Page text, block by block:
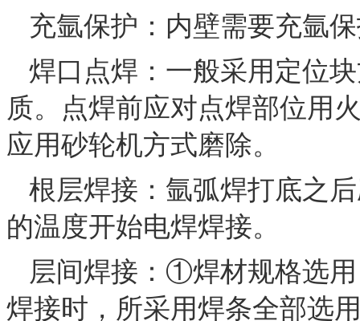
充氩保护：内壁需要充氩
焊口点焊：一般采用定位
质。点焊前应对点焊部位用
应用砂轮机方式磨除。
根层焊接：氩弧焊打底之
的温度开始电焊焊接。
层间焊接：①焊材规格选
焊接时，所采用焊条全部选